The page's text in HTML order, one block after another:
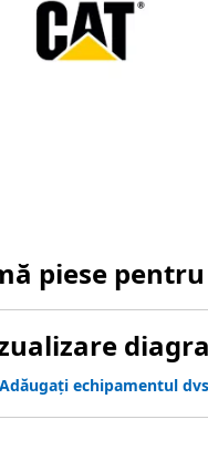
piese pentru
Adăugați echipamentul